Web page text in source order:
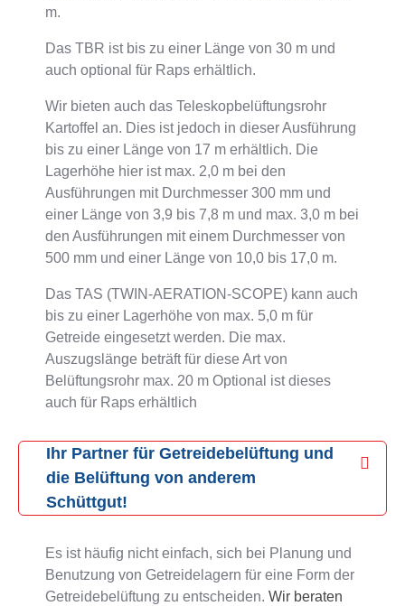
m.
Das TBR ist bis zu einer Länge von 30 m und
auch optional für Raps erhältlich.
Wir bieten auch das Teleskopbelüftungsrohr
Kartoffel an. Dies ist jedoch in dieser Ausführung
bis zu einer Länge von 17 m erhältlich. Die
Lagerhöhe hier ist max. 2,0 m bei den
Ausführungen mit Durchmesser 300 mm und
einer Länge von 3,9 bis 7,8 m und max. 3,0 m bei
den Ausführungen mit einem Durchmesser von
500 mm und einer Länge von 10,0 bis 17,0 m.
Das TAS (TWIN-AERATION-SCOPE) kann auch
bis zu einer Lagerhöhe von max. 5,0 m für
Getreide eingesetzt werden. Die max.
Auszugslänge beträft für diese Art von
Belüftungsrohr max. 20 m Optional ist dieses
auch für Raps erhältlich
Ihr Partner für Getreidebelüftung und
die Belüftung von anderem
Schüttgut!
Es ist häufig nicht einfach, sich bei Planung und
Benutzung von Getreidelagern für eine Form der
Getreidebelüftung zu entscheiden. Wir beraten